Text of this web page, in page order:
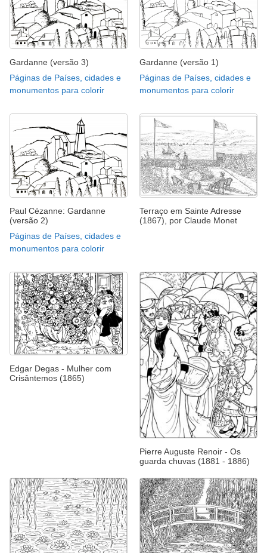
Gardanne (versão 3)
Páginas de Países, cidades e
monumentos para colorir
Gardanne (versão 1)
Páginas de Países, cidades e
monumentos para colorir
Paul Cézanne: Gardanne
(versão 2)
Páginas de Países, cidades e
monumentos para colorir
Terraço em Sainte Adresse
(1867), por Claude Monet
Edgar Degas - Mulher com
Crisântemos (1865)
Pierre Auguste Renoir - Os
guarda chuvas (1881 - 1886)